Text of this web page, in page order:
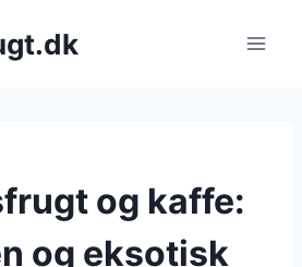
og kaffe:
og eksotisk